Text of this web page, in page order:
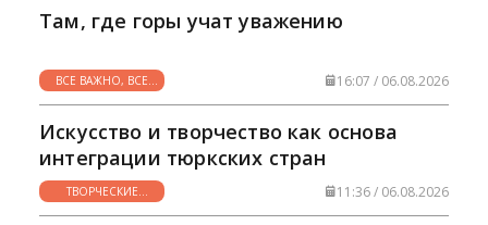
Там, где горы учат уважению
ВСЕ ВАЖНО, ВСЕ
НУЖНО
16:07 / 06.08.2026
Искусство и творчество как основа
интеграции тюркских стран
ТВОРЧЕСКИЕ
ГОРИЗОНТЫ
11:36 / 06.08.2026